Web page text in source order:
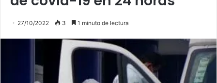
27/10/2022 3 1 minuto de lectura